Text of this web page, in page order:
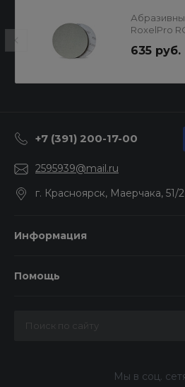
RoxelPro
635 руб.
+7 (391) 200-17-00
2595939@mail.ru
г. Красноярск, Маерчака, 51/2
Информация
Помощь
Мы в соц.